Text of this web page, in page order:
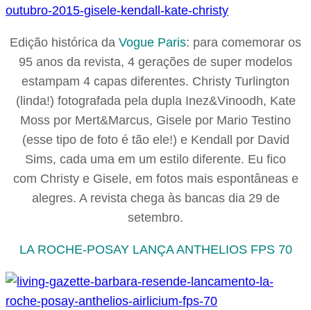
Edição histórica da Vogue Paris: para comemorar os
95 anos da revista, 4 gerações de super modelos
estampam 4 capas diferentes. Christy Turlington
(linda!) fotografada pela dupla Inez&Vinoodh, Kate
Moss por Mert&Marcus, Gisele por Mario Testino
(esse tipo de foto é tão ele!) e Kendall por David
Sims, cada uma em um estilo diferente. Eu fico
com Christy e Gisele, em fotos mais espontâneas e
alegres. A revista chega às bancas dia 29 de
setembro.
LA ROCHE-POSAY LANÇA ANTHELIOS FPS 70